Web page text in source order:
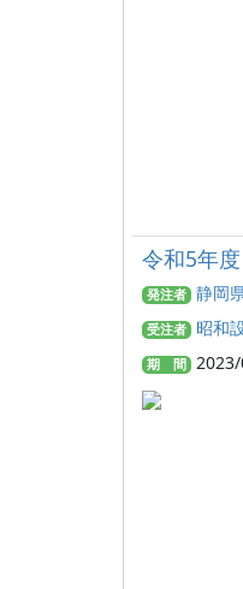
令和5年
発注者 静岡
受注者 昭和
期 間